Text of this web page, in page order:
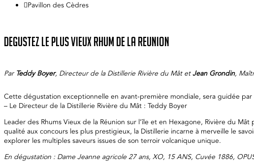
Pavillon des Cèdres
DEGUSTEZ LE PLUS VIEUX RHUM DE LA REUNION
Par Teddy Boyer, Directeur de la Distillerie Rivière du Mât etJean Grondin,
Cette dégustation exceptionnelle en avant-première mondiale, sera guidée
– Le Directeur de la Distillerie Rivière du Mât : Teddy Boyer
Leader des Rhums Vieux de la Réunion sur l’île et en Hexagone, Rivière du
qualité aux concours les plus prestigieux, la Distillerie incarne à merveille le
explorer les multiples saveurs issues de son terroir volcanique unique.
En dégustation : Dame Jeanne agricole 27 ans, XO, 15 ANS, Cuvée 1886,